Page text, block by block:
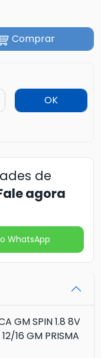
Comprar
OK
de
agora
WhatsApp
GM SPIN 1.8 8V
16 GM PRISMA